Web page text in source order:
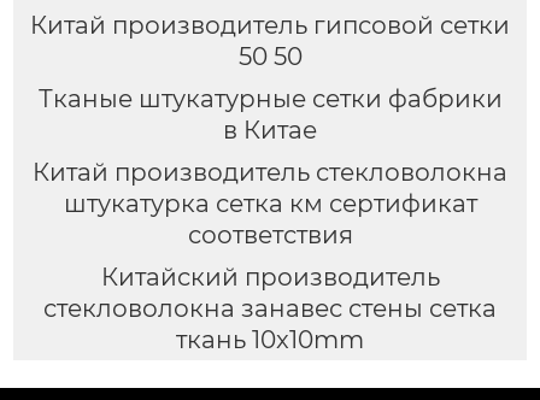
Китай производитель гипсовой сетки
50 50
Тканые штукатурные сетки фабрики
в Китае
Китай производитель стекловолокна
штукатурка сетка км сертификат
соответствия
Китайский производитель
стекловолокна занавес стены сетка
ткань 10x10mm